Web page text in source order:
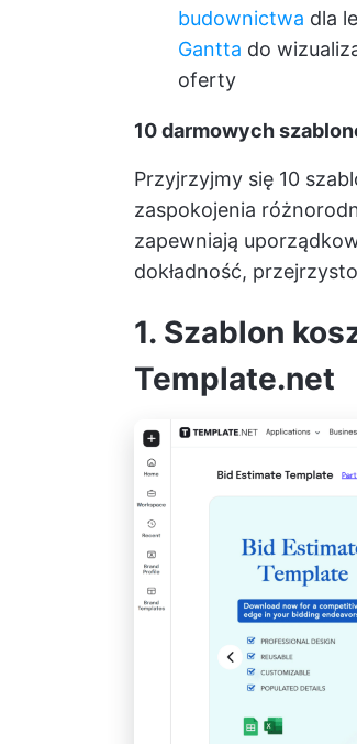
budownictwa dla
Gantta do
oferty
10 darmowych
Przyjrzyjmy się 10
zaspokojenia
zapewniają
dokładność,
1. Szablon
Template.net